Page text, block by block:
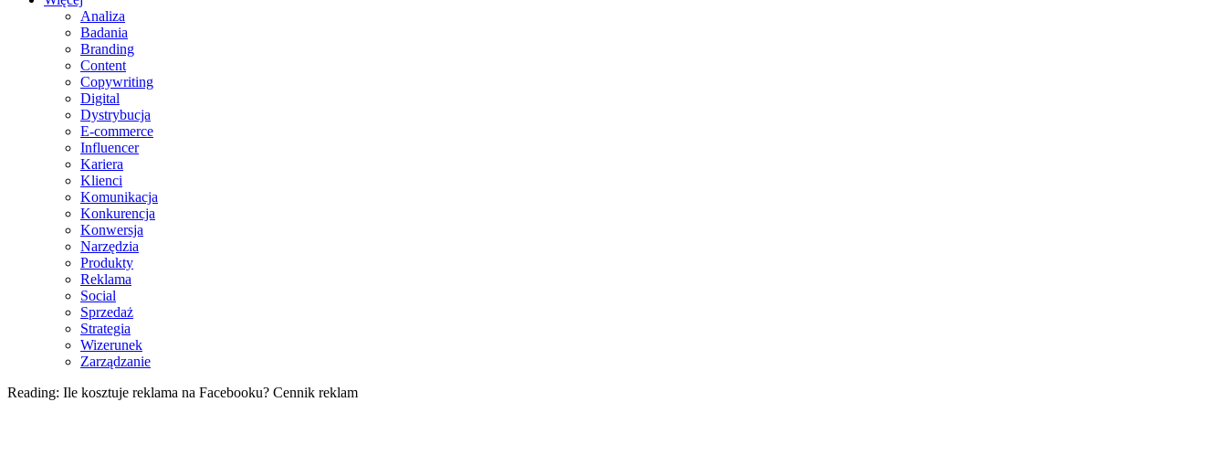
Analiza
Badania
Branding
Content
Copywriting
Digital
Dystrybucja
E-commerce
Influencer
Kariera
Klienci
Komunikacja
Konkurencja
Konwersja
Narzędzia
Produkty
Reklama
Social
Sprzedaż
Strategia
Wizerunek
Zarządzanie
Reading: Ile kosztuje reklama na Facebooku? Cennik reklam